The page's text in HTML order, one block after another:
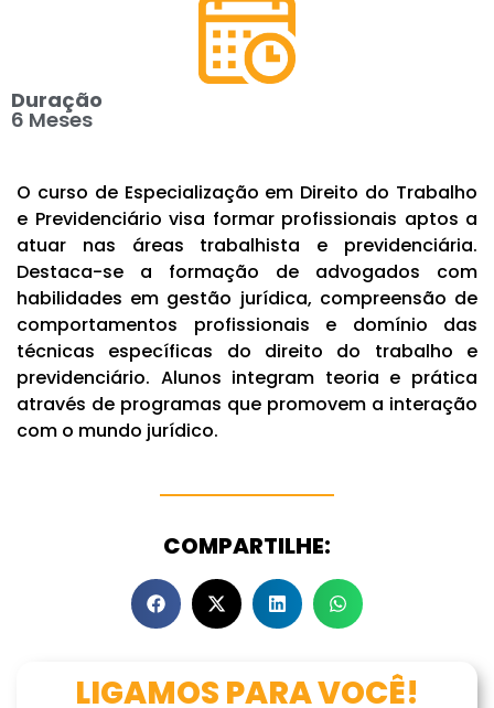
Duração
6 Meses
O curso de Especialização em Direito do Trabalho
e Previdenciário visa formar profissionais aptos a
atuar nas áreas trabalhista e previdenciária.
Destaca-se a formação de advogados com
habilidades em gestão jurídica, compreensão de
comportamentos profissionais e domínio das
técnicas específicas do direito do trabalho e
previdenciário. Alunos integram teoria e prática
através de programas que promovem a interação
com o mundo jurídico.
COMPARTILHE:
LIGAMOS PARA VOCÊ!